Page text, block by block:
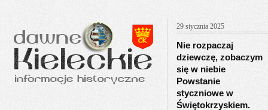
29 stycznia 2025
Nie rozpaczaj
dziewczę, zobaczym
się w niebie
Powstanie
styczniowe w
Świętokrzyskiem.